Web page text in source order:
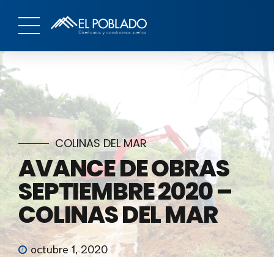
COLINAS DEL MAR
AVANCE DE OBRAS
SEPTIEMBRE 2020 –
COLINAS DEL MAR
octubre 1, 2020